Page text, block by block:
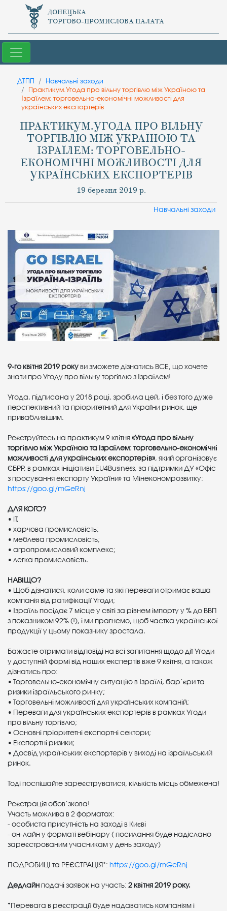
ДОНЕЦЬКА
ТОРГОВО-ПРОМИСЛОВА ПАЛАТА
ДТПП
Навчальнi заходи
Практикум.Угода про вільну торгівлю між Україною та
Ізраїлем: торговельно-економічні можливості для
українських експортерів
ПРАКТИКУМ.УГОДА ПРО ВІЛЬНУ
ТОРГІВЛЮ МІЖ УКРАЇНОЮ ТА
ІЗРАЇЛЕМ: ТОРГОВЕЛЬНО-
ЕКОНОМІЧНІ МОЖЛИВОСТІ ДЛЯ
УКРАЇНСЬКИХ ЕКСПОРТЕРІВ
19 березня 2019 р.
Навчальнi заходи
9-го квітня 2019 рокуви зможете дізнатись ВСЕ, що хочете
знати про Угоду про вільну торгівлю з Ізраїлем!
Угода, підписана у 2018 році, зробила цей, і без того дуже
перспективний та пріоритетний для України ринок, ще
привабливішим.
Реєструйтесь на практикум 9 квітня«Угода про вільну
торгівлю між Україною та Ізраїлем: торговельно-економічні
можливості для українських експортерів», який організовує
ЄБРР, в рамках ініціативи EU4Business, за підтримки ДУ «Офіс
з просування експорту України» та Мінекономрозвитку:
https://goo.gl/mGeRnj
ДЛЯ КОГО?
• IT;
• харчова промисловість;
• меблева промисловість;
• агропромисловий комплекс;
• легка промисловість.
НАВІЩО?
• Щоб дізнатися, коли саме та які переваги отримає ваша
компанія від ратифікації Угоди;
• Ізраїль посідає 7 місце у світі за рівнем імпорту у % до ВВП
з показником 92% (!), і ми прагнемо, щоб частка української
продукції у цьому показнику зростала.
Бажаєте отримати відповіді на всі запитання щодо дії Угоди
у доступній формі від наших експертів вже 9 квітня, а також
дізнатись про:
• Торговельно-економічну ситуацію в Ізраїлі, бар’єри та
ризики ізраїльського ринку;
• Торговельні можливості для українських компаній;
• Переваги для українських експортерів в рамках Угоди
про вільну торгівлю;
• Основні пріоритетні експортні сектори;
• Експортні ризики;
• Досвід українських експортерів у виході на ізраїльський
ринок.
Тоді поспішайте зареєструватися, кількість місць обмежена!
Реєстрація обов’зкова!
Участь можлива в 2 форматах:
- особиста присутність на заході в Києві
- он-лайн у форматі вебінару ( посилання буде надіслано
зареєстрованим учасникам у день заходу)
ПОДРОБИЦІ та РЕЄСТРАЦІЯ*: https://goo.gl/mGeRnj
Дедлайнподачі заявок на участь: 2 квітня 2019 року.
*Перевага в реєстрації буде надаватись компаніям і